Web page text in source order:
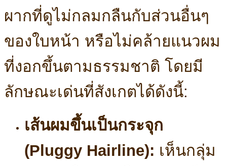
ผากที่ดูไม่กลมกลืนกับส่วนอื่นๆ
ของใบหน้า หรือไม่คล้ายแนวผม
ที่งอกขึ้นตามธรรมชาติ โดยมี
ลักษณะเด่นที่สังเกตได้ดังนี้:
เส้นผมขึ้นเป็นกระจุก
(Pluggy Hairline): เห็นกลุ่ม